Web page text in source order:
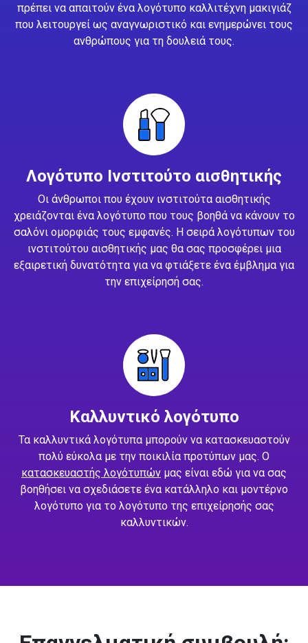
πρέπει να απαιτούν ένα λογότυπο καλλιτέχνη μακιγιάζ
που λειτουργεί ως αναγνωριστικό και ενημερώνει τους
ανθρώπους για τη δουλειά τους.
Λογότυπο Ινστιτούτο αισθητικής
Οι άνθρωποι που έχουν ινστιτούτα αισθητικής
χρειάζονται ένα λογότυπο που τους βοηθά να κάνουν το
σαλόνι ομορφιάς τους εμφανές. Η σειρά λογότυπων του
ινστιτούτου αισθητικής μας θα σας προσφέρει μια
εξαιρετική δυνατότητα για να φτιάξετε ένα έμβλημα για
την επιχείρησή σας.
Καλλυντικό λογότυπο
Τα καλλυντικά λογότυπα μπορούν να κατασκευαστούν
πολύ εύκολα με την ποικιλία προτύπων μας. Ο
κατασκευαστής λογότυπών μας είναι εδώ για να σας
βοηθήσει να σχεδιάσετε ένα κατάλληλο και μοντέρνο
λογότυπο για το λογότυπο της επιχείρησής σας
καλλυντικών.